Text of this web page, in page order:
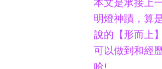
本文是承接上
明燈神蹟，算
說的【形而上
可以做到和經
哈!